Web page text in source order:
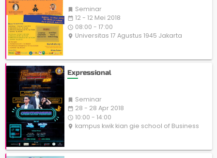
 Seminar
date_range 12 - 12 Mei 2018
access_time 08:00 - 17:00
place Universitas 17 Agustus 1945 Jakarta
Expressional
 Seminar
date_range 28 - 28 Apr 2018
access_time 10:00 - 14:00
place kampus kwik kian gie school of Business